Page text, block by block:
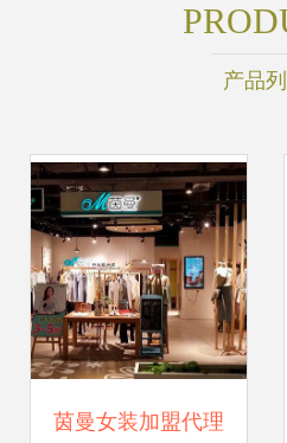
产品
茵曼女装加盟代理